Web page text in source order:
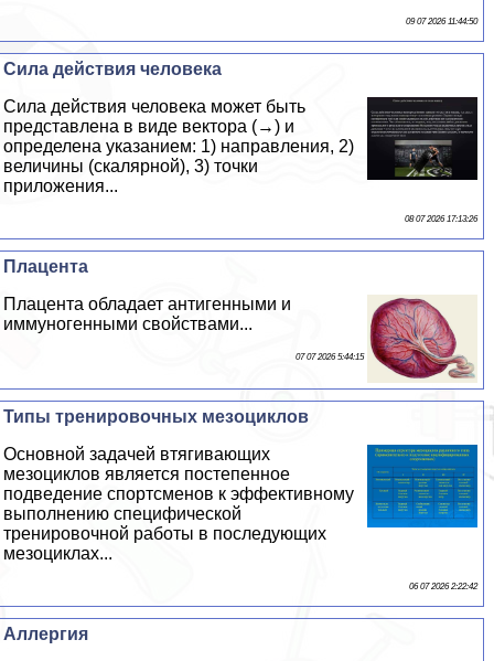
09 07 2026 11:44:50
Сила действия человека
Сила действия человека может быть
представлена в виде вектора (→) и
определена указанием: 1) направления, 2)
величины (скалярной), 3) точки
приложения...
08 07 2026 17:13:26
Плацента
Плацента обладает антигенными и
иммуногенными свойствами...
07 07 2026 5:44:15
Типы тренировочных мезоциклов
Основной задачей втягивающих
мезоциклов является постепенное
подведение спортсменов к эффективному
выполнению специфической
тренировочной работы в последующих
мезоциклах...
06 07 2026 2:22:42
Аллергия